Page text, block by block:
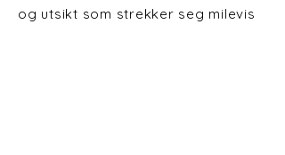
og utsikt som strekker seg milevis